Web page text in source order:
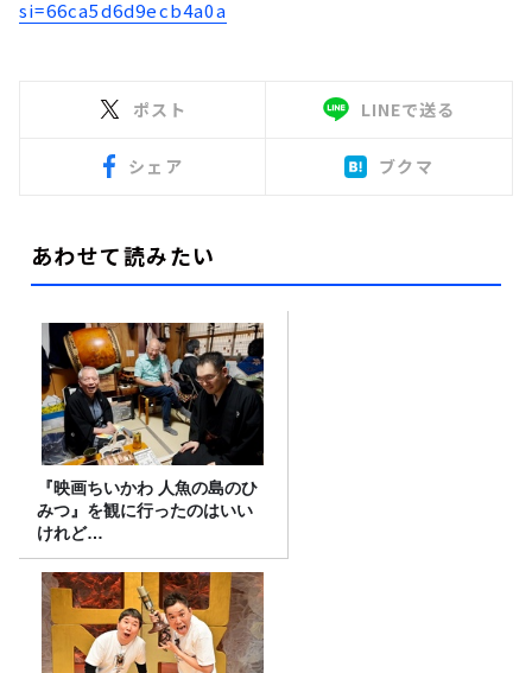
si=66ca5d6d9ecb4a0a
ポスト LINEで送る
シェア ブクマ
あわせて読みたい
『映画ちいかわ 人魚の島のひ
みつ』を観に行ったのはいい
けれど…